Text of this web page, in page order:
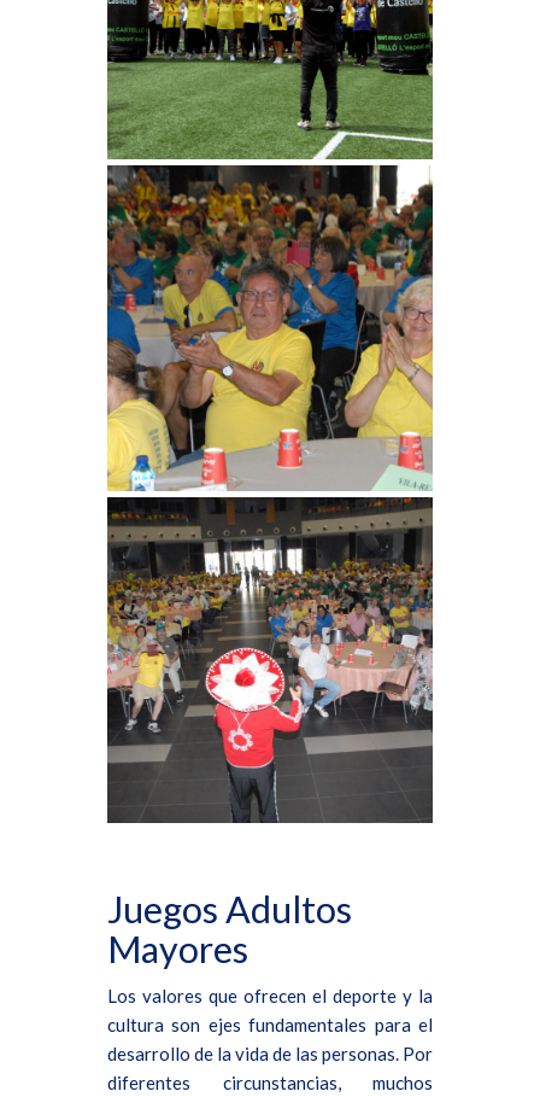
Juegos Adultos
Mayores
Los valores que ofrecen el deporte y la
cultura son ejes fundamentales para el
desarrollo de la vida de las personas. Por
diferentes circunstancias, muchos